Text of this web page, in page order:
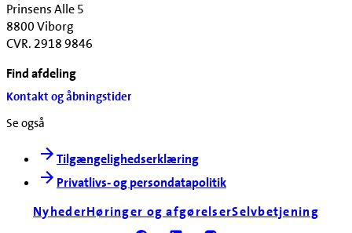
Prinsens Alle 5
8800 Viborg
CVR. 2918 9846
Find afdeling
Kontakt og åbningstider
Se også
Tilgængelighedserklæring
Privatlivs- og persondatapolitik
NyhederHøringer og afgørelserSelvbetjening